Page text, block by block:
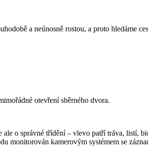
a neúnosně rostou, a proto hledáme
otevření sběrného dvora.
o správné třídění – vlevo patří tráva, listí,
monitorován kamerovým systémem se